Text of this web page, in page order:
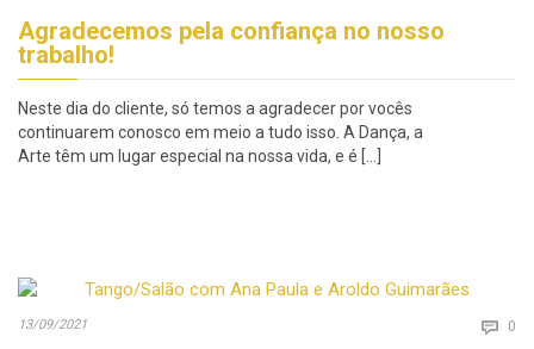
Agradecemos pela confiança no nosso
trabalho!
Neste dia do cliente, só temos a agradecer por vocês
continuarem conosco em meio a tudo isso. A Dança, a
Arte têm um lugar especial na nossa vida, e é […]
13/09/2021  0